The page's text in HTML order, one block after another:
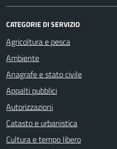
CATEGORIE DI SERVIZIO
Agricoltura e pesca
Ambiente
Anagrafe e stato civile
Appalti pubblici
Autorizzazioni
Catasto e urbanistica
Cultura e tempo libero